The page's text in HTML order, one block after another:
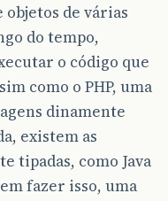
de várias
do tempo,
o código que
como o PHP, uma
dinamente
existem as
tipadas, como Java
fazer isso, uma